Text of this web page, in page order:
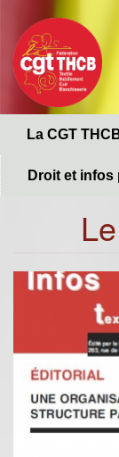
contenu
principal
La CGT
Droit et infos